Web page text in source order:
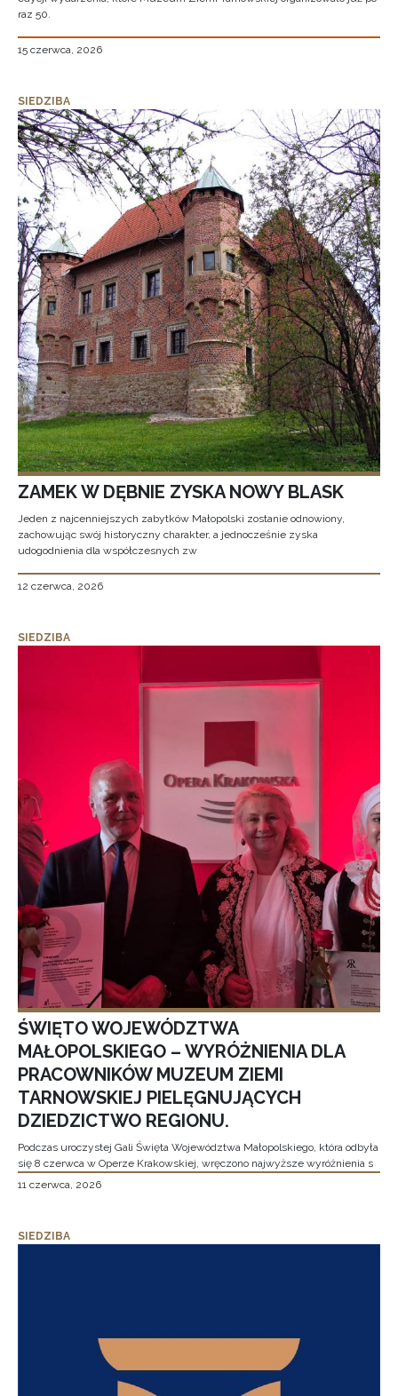
raz 50.
15 czerwca, 2026
SIEDZIBA
ZAMEK W DĘBNIE ZYSKA NOWY BLASK
Jeden z najcenniejszych zabytków Małopolski zostanie odnowiony,
zachowując swój historyczny charakter, a jednocześnie zyska
udogodnienia dla współczesnych zw
12 czerwca, 2026
SIEDZIBA
ŚWIĘTO WOJEWÓDZTWA
MAŁOPOLSKIEGO – WYRÓŻNIENIA DLA
PRACOWNIKÓW MUZEUM ZIEMI
TARNOWSKIEJ PIELĘGNUJĄCYCH
DZIEDZICTWO REGIONU.
Podczas uroczystej Gali Święta Województwa Małopolskiego, która odbyła
się 8 czerwca w Operze Krakowskiej, wręczono najwyższe wyróżnienia s
11 czerwca, 2026
SIEDZIBA